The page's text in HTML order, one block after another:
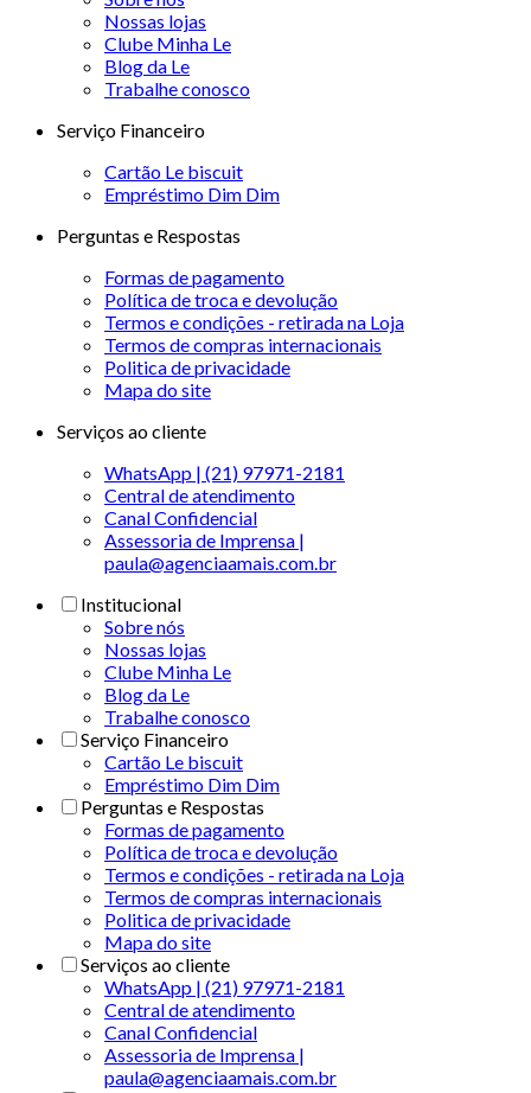
Nossas lojas
Clube Minha Le
Blog da Le
Trabalhe conosco
Serviço Financeiro
Cartão Le biscuit
Empréstimo Dim Dim
Perguntas e Respostas
Formas de pagamento
Política de troca e devolução
Termos e condições - retirada na Loja
Termos de compras internacionais
Politica de privacidade
Mapa do site
Serviços ao cliente
WhatsApp | (21) 97971-2181
Central de atendimento
Canal Confidencial
Assessoria de Imprensa |
paula@agenciaamais.com.br
Institucional
Sobre nós
Nossas lojas
Clube Minha Le
Blog da Le
Trabalhe conosco
Serviço Financeiro
Cartão Le biscuit
Empréstimo Dim Dim
Perguntas e Respostas
Formas de pagamento
Política de troca e devolução
Termos e condições - retirada na Loja
Termos de compras internacionais
Politica de privacidade
Mapa do site
Serviços ao cliente
WhatsApp | (21) 97971-2181
Central de atendimento
Canal Confidencial
Assessoria de Imprensa |
paula@agenciaamais.com.br